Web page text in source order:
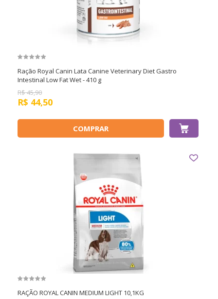
Ração Royal Canin Lata Canine Veterinary Diet Gastro
Intestinal Low Fat Wet - 410 g
R$45,90
R$ 44,50
COMPRAR
RAÇÃO ROYAL CANIN MEDIUM LIGHT 10,1KG